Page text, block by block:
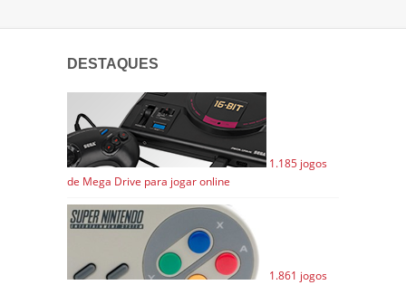
DESTAQUES
1.185 jogos
de Mega Drive para jogar online
1.861 jogos